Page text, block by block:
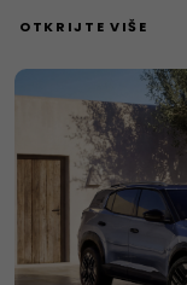
OTKRIJTE VIŠE